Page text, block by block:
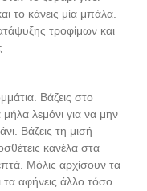
το κάνεις μία μπάλα.
τροφίμων και
Βάζεις στο
μήλα λεμόνι για να μην
Βάζεις τη μισή
κανέλα στα
Μόλις αρχίσουν τα
αφήνεις άλλο τόσο